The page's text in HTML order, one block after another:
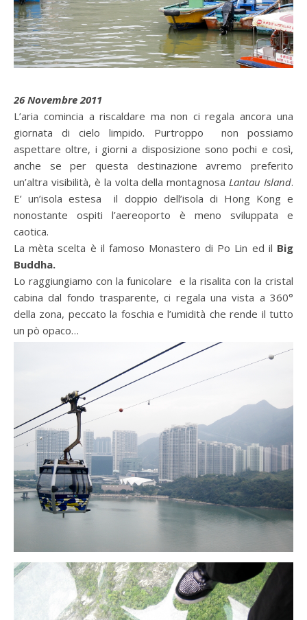
26 Novembre 2011
L’aria comincia a riscaldare ma non ci regala ancora una
giornata di cielo limpido. Purtroppo non possiamo
aspettare oltre, i giorni a disposizione sono pochi e così,
anche se per questa destinazione avremo preferito
un’altra visibilità, è la volta della montagnosaLantau Island.
E’ un’isola estesa il doppio dell’isola di Hong Kong e
nonostante ospiti l’aereoporto è meno sviluppata e
caotica.
La mèta scelta è il famoso Monastero di Po Lin ed il Big
Buddha.
Lo raggiungiamo con la funicolare e la risalita con la cristal
cabina dal fondo trasparente, ci regala una vista a 360°
della zona, peccato la foschia e l’umidità che rende il tutto
un pò opaco…